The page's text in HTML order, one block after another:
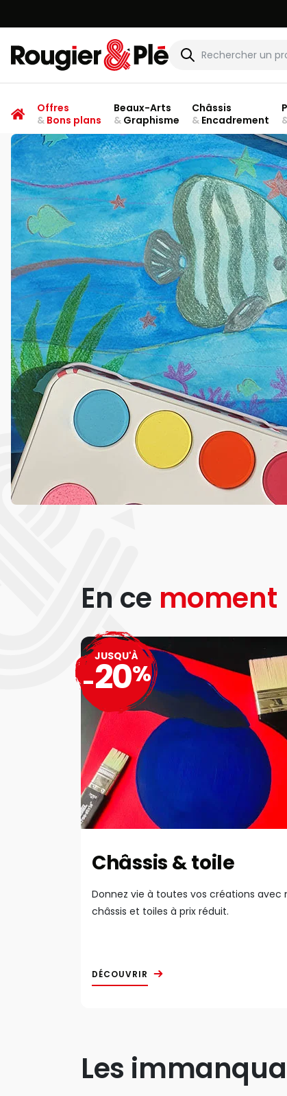
Rougier & Plé
Offres
&Bons plans
Beaux-Arts
&Graphisme
Châssis
&Encadrement
En ce moment
Châssis & toile
Donnez vie à toutes vos créations avec
châssis et toiles à prix réduit.
DÉCOUVRIR
JUSQU'À
-20%
Les